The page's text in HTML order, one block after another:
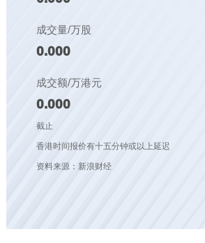
成交量/万股
0.000
成交额/万港元
0.000
截止
香港时间报价有十五分钟或以上延迟
资料来源：新浪财经